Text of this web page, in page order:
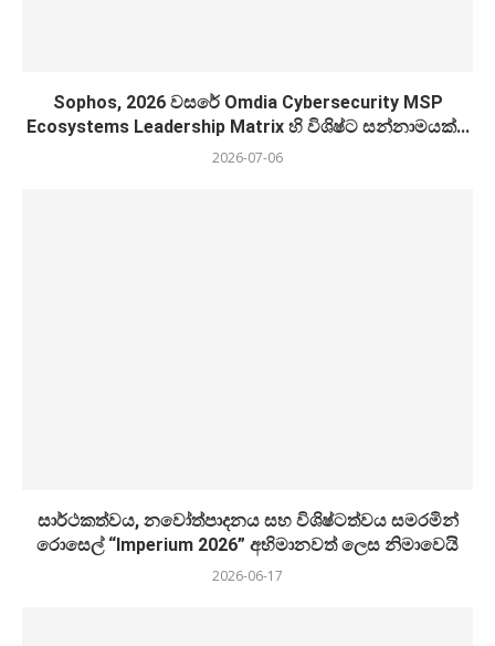
Sophos, 2026 වසරේ Omdia Cybersecurity MSP
Ecosystems Leadership Matrix හි විශිෂ්ට සන්නාමයක්...
2026-07-06
සාර්ථකත්වය, නවෝත්පාදනය සහ විශිෂ්ටත්වය සමරමින්
රොසෙල් “Imperium 2026” අභිමානවත් ලෙස නිමාවෙයි
2026-06-17